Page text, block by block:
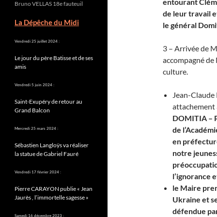
de leur travail
le général
3 – Arrivée de
accompagné
culture.
Jean-Claude
attachement
DOMITIA –
de
en
notre
l’ignorance
le Maire
Ukraine et
défendue
Bruno VELLAS 18e fauteuil
La Dépêche du Midi
Vendredi 25 juillet 2024 :
Le jour du père Batisse et de ses
amis
Vendredi 5 juin 2024 :
Saint-Exupéry de retour au
Grand Balcon
Mercredi 25 mars 2024 :
Sébastien Langloÿs va réaliser
la statue de Gabriel Fauré
Vendredi 17 février 2024 :
Pierre CARAYON publie « Jean
Jaurès , l’immortelle sagesse »
Samedi 16 décembre 2023 :